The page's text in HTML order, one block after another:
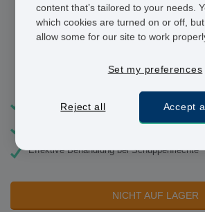
Elocon
Erhältlich als Creme, Salbe oder Lotion für
Effektive Behandlung bei Schuppenflechte
NICHT AUF LAGER
content that’s tailored to your needs.
which cookies are turned on or off, but
allow some for our site to work
Set my preferences
Reject all Accept